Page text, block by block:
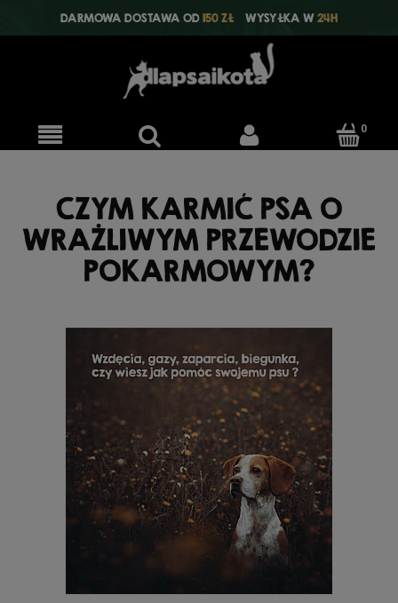
DARMOWA DOSTAWA OD150 ZŁ WYSYŁKA W24H
CZYM KARMIĆ PSA O
WRAŻLIWYM PRZEWODZIE
POKARMOWYM?